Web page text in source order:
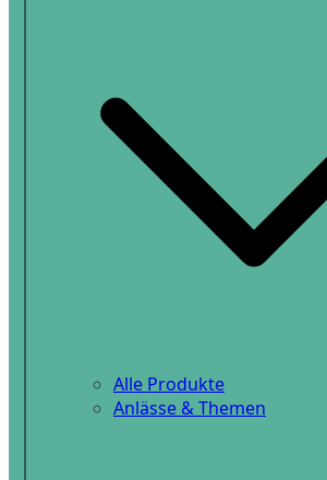
Alle Produkte
Anlässe & Themen